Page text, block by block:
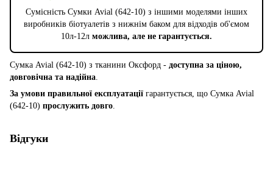
Сумісність Сумки Avial (642-10) з іншими моделями інших
виробників біотуалетів з нижнім баком для відходів об'ємом
10л-12л можлива, але не гарантується.
Сумка Avial (642-10) з тканини Оксфорд - доступна за ціною,
довговічна та надійна.
За умови правильної експлуатації гарантується, що Сумка Avial
(642-10) прослужить довго.
Відгуки